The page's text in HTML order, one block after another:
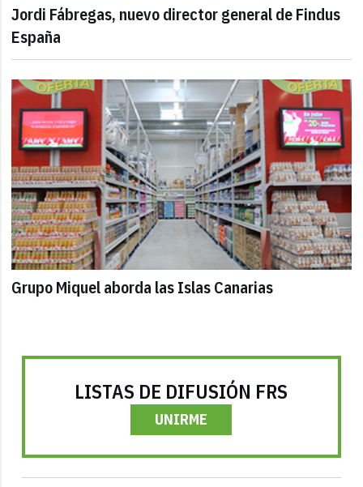
Jordi Fábregas, nuevo director general de Findus
España
Grupo Miquel aborda las Islas Canarias
LISTAS DE DIFUSIÓN FRS
UNIRME